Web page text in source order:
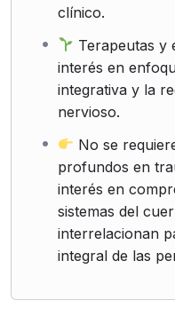
clínico.
Terapeutas y
interés en
integrativa y la
nervioso.
No se
profundos en
interés en
sistemas del
interrelacionan
integral de las